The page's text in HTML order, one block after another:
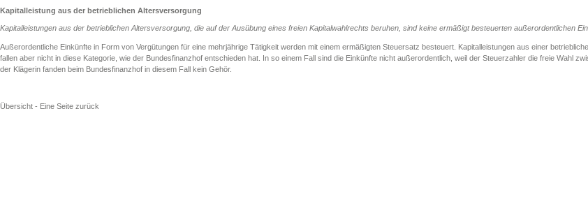
Kapitalleistung aus der betrieblichen Altersversorgung
Kapitalleistungen aus der betrieblichen Altersversorgung, die auf der Ausübung eines freien Kapitalwahlrechts beruhen, sind keine ermäßigt besteuerten außerordentlichen
Außerordentliche Einkünfte in Form von Vergütungen für eine mehrjährige Tätigkeit werden mit einem ermäßigten Steuersatz besteuert. Kapitalleistungen aus einer
fallen aber nicht in diese Kategorie, wie der Bundesfinanzhof entschieden hat. In so einem Fall sind die Einkünfte nicht außerordentlich, weil der Steuerzahler die freie Wahl
der Klägerin fanden beim Bundesfinanzhof in diesem Fall kein Gehör.
Übersicht - Eine Seite zurück